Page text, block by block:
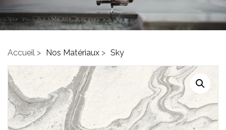
Accueil > Nos Matériaux > Sky